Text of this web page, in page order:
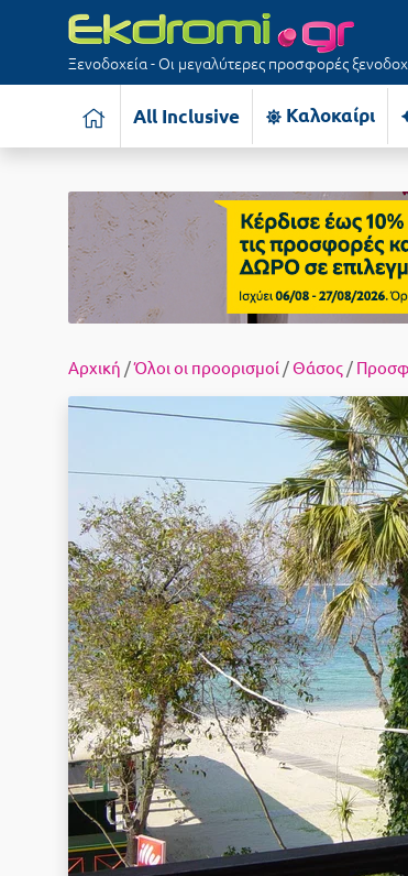
Ξενοδοχεία - Οι μεγαλύτερες προσφορές
All Inclusive Καλοκαίρι
Αρχική /Όλοι οι προορισμοί /Θάσος /